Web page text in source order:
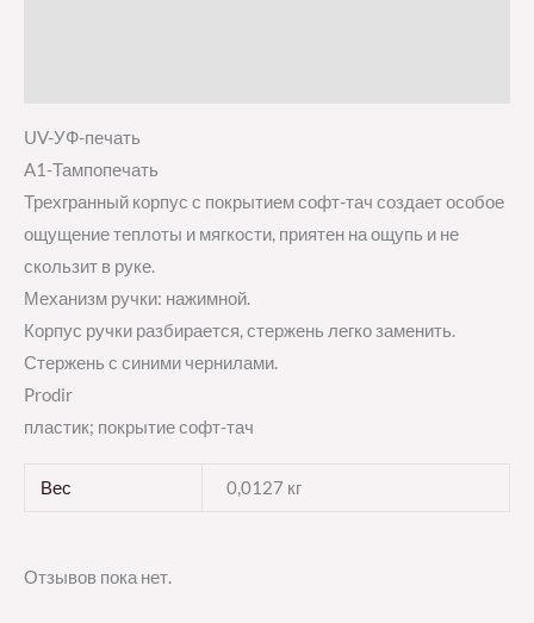
UV-УФ-печать
A1-Тампопечать
Трехгранный корпус с покрытием софт-тач создает особое
ощущение теплоты и мягкости, приятен на ощупь и не
скользит в руке.
Механизм ручки: нажимной.
Корпус ручки разбирается, стержень легко заменить.
Стержень с синими чернилами.
Prodir
пластик; покрытие софт-тач
Вес 0,0127 кг
Отзывов пока нет.